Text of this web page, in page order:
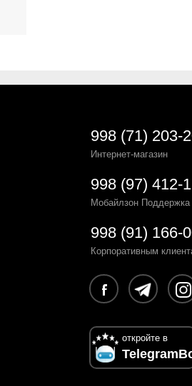
998 (71) 203-
Интернет-магазин
998 (97) 412-
Мобайлзон Поддержка
998 (91) 166-
Корпоративным
откройте в